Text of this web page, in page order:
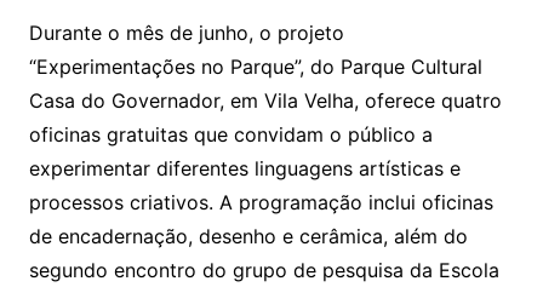
Durante o mês de junho, o projeto
“Experimentações no Parque”, do Parque Cultural
Casa do Governador, em Vila Velha, oferece quatro
oficinas gratuitas que convidam o público a
experimentar diferentes linguagens artísticas e
processos criativos. A programação inclui oficinas
de encadernação, desenho e cerâmica, além do
segundo encontro do grupo de pesquisa da Escola